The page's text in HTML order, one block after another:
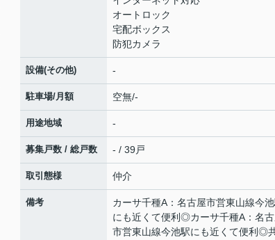
オートロック
宅配ボックス
防犯カメラ
設備(その他) -
駐車場/月額 空無/-
用途地域 -
募集戸数 / 総戸数 - / 39戸
取引態様 仲介
備考
カーサ千種A：名古屋市営東山線今
にも近くて便利◎カーサ千種A：名
市営東山線今池駅にも近くて便利◎